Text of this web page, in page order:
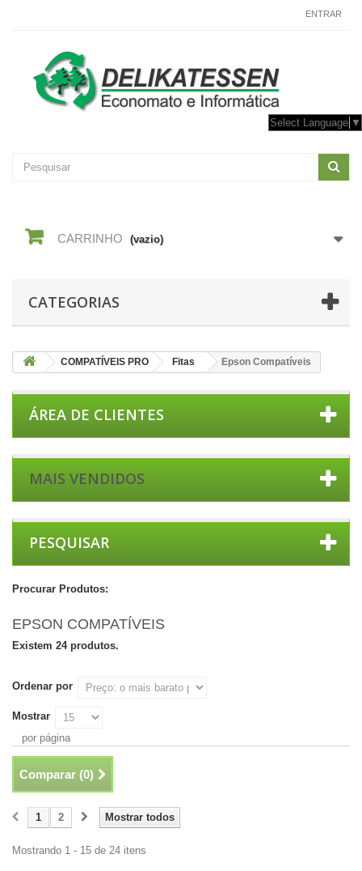
ENTRAR
Select Language ▼
CARRINHO (vazio)
CATEGORIAS
COMPATÍVEIS PRO Fitas Epson Compatíveis
ÁREA DE CLIENTES
MAIS VENDIDOS
PESQUISAR
Procurar Produtos:
EPSON COMPATÍVEIS
Existem 24 produtos.
Ordenar por
Mostrar
por página
Comparar (0)
Mostrar todos
1 2
Mostrando 1 - 15 de 24 itens